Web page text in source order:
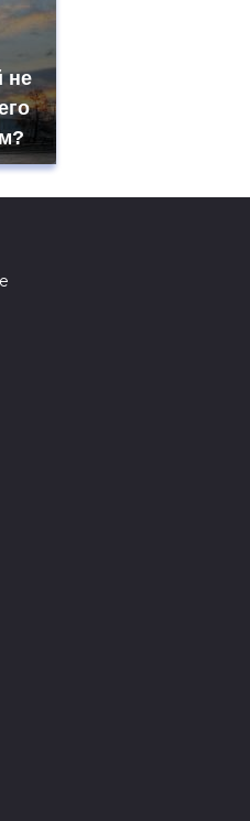
не